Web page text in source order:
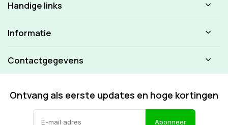
Handige links
Informatie
Contactgegevens
Ontvang als eerste updates en hoge kortingen
Abonneer